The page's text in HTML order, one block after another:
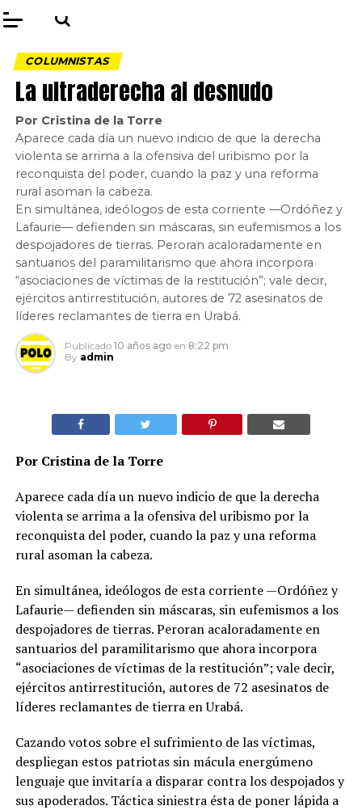
COLUMNISTAS
La ultraderecha al desnudo
Por Cristina de la Torre
Aparece cada día un nuevo indicio de que la derecha
violenta se arrima a la ofensiva del uribismo por la
reconquista del poder, cuando la paz y una reforma
rural asoman la cabeza.
En simultánea, ideólogos de esta corriente —Ordóñez y
Lafaurie— defienden sin máscaras, sin eufemismos a los
despojadores de tierras. Peroran acaloradamente en
santuarios del paramilitarismo que ahora incorpora
“asociaciones de víctimas de la restitución”; vale decir,
ejércitos antirrestitución, autores de 72 asesinatos de
líderes reclamantes de tierra en Urabá.
Publicado 10 años ago en 8:22 pm
By admin
Por Cristina de la Torre
Aparece cada día un nuevo indicio de que la derecha
violenta se arrima a la ofensiva del uribismo por la
reconquista del poder, cuando la paz y una reforma
rural asoman la cabeza.
En simultánea, ideólogos de esta corriente —Ordóñez y
Lafaurie— defienden sin máscaras, sin eufemismos a los
despojadores de tierras. Peroran acaloradamente en
santuarios del paramilitarismo que ahora incorpora
“asociaciones de víctimas de la restitución”; vale decir,
ejércitos antirrestitución, autores de 72 asesinatos de
líderes reclamantes de tierra en Urabá.
Cazando votos sobre el sufrimiento de las víctimas,
despliegan estos patriotas sin mácula energúmeno
lenguaje que invitaría a disparar contra los despojados y
sus apoderados. Táctica siniestra ésta de poner lápida a